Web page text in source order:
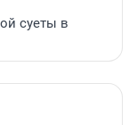
суеты в